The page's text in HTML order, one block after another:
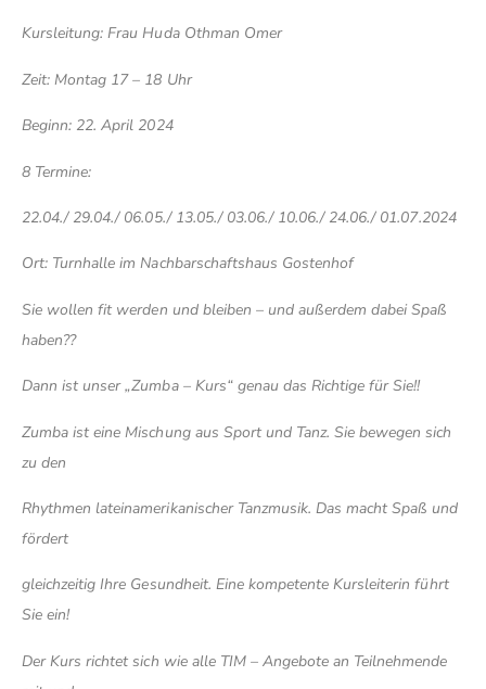
Kursleitung: Frau Huda Othman Omer
Zeit: Montag 17 – 18 Uhr
Beginn: 22. April 2024
8 Termine:
22.04./ 29.04./ 06.05./ 13.05./ 03.06./ 10.06./ 24.06./ 01.07.2024
Ort: Turnhalle im Nachbarschaftshaus Gostenhof
Sie wollen fit werden und bleiben – und außerdem dabei Spaß
haben??
Dann ist unser „Zumba – Kurs“ genau das Richtige für Sie!!
Zumba ist eine Mischung aus Sport und Tanz. Sie bewegen sich
zu den
Rhythmen lateinamerikanischer Tanzmusik. Das macht Spaß und
fördert
gleichzeitig Ihre Gesundheit. Eine kompetente Kursleiterin führt
Sie ein!
Der Kurs richtet sich wie alle TIM – Angebote an Teilnehmende